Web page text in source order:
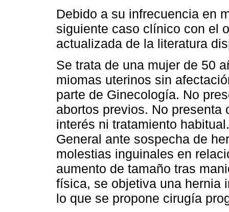
Debido a su infrecuencia en
siguiente caso clínico con el
actualizada de la literatura
Se trata de una mujer de 50
miomas uterinos sin
parte de Ginecología. No
abortos previos. No presenta
interés ni tratamiento
General ante sospecha de
molestias inguinales en
aumento de tamaño tras
física, se objetiva una hernia
lo que se propone cirugía